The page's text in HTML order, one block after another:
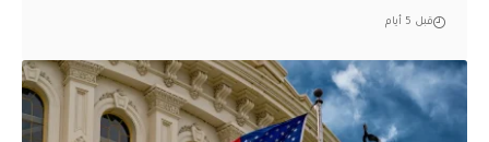
قبل 5 أيام